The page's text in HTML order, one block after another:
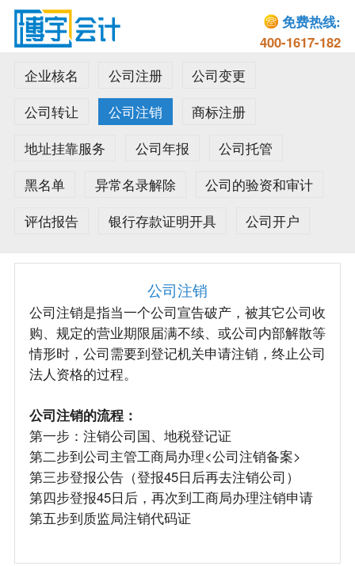
免费热线:
400-1617-182
企业核名
公司注册
公司变更
公司转让
公司注销
商标注册
地址挂靠服务
公司年报
公司托管
黑名单
异常名录解除
公司的验资和审计
评估报告
银行存款证明开具 公司开户
公司注销
公司注销是指当一个公司宣告破产，被其它公司收
购、规定的营业期限届满不续、或公司内部解散等
情形时，公司需要到登记机关申请注销，终止公司
法人资格的过程。
公司注销的流程：
第一步：注销公司国、地税登记证
第二步到公司主管工商局办理<公司注销备案>
第三步登报公告（登报45日后再去注销公司）
第四步登报45日后，再次到工商局办理注销申请
第五步到质监局注销代码证